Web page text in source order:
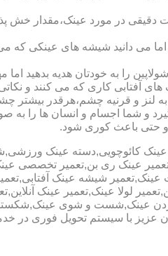
دقیقی در مورد عینک،مقدار
می دانید شیشه های عینکی که
را به خودتان هدیه بدهید
آفتابی کاری که می کنند و نکاتی
و قرنیه چشم،هرقدر بیشتر
گیرد و شما اجسام و انسان ها را
و حتی باعث کوری شود.
عینک کائوچویی,دسته عینک
عینک ری بن,تعمیر تخصصی
عینک,تعمیر شیشه عینک
لولا عینک,تعمیر عینک
عینک,شست و شوی
عزیز با سیستم تحویل فوری